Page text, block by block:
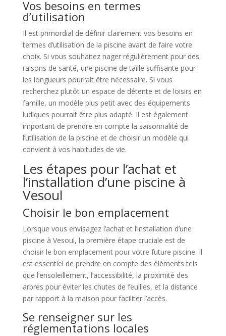
Vos besoins en termes
d’utilisation
Il est primordial de définir clairement vos besoins en
termes d’utilisation de la piscine avant de faire votre
choix. Si vous souhaitez nager régulièrement pour des
raisons de santé, une piscine de taille suffisante pour
les longueurs pourrait être nécessaire. Si vous
recherchez plutôt un espace de détente et de loisirs en
famille, un modèle plus petit avec des équipements
ludiques pourrait être plus adapté. Il est également
important de prendre en compte la saisonnalité de
l’utilisation de la piscine et de choisir un modèle qui
convient à vos habitudes de vie.
Les étapes pour l’achat et
l’installation d’une piscine à
Vesoul
Choisir le bon emplacement
Lorsque vous envisagez l’achat et l’installation d’une
piscine à Vesoul, la première étape cruciale est de
choisir le bon emplacement pour votre future piscine. Il
est essentiel de prendre en compte des éléments tels
que l’ensoleillement, l’accessibilité, la proximité des
arbres pour éviter les chutes de feuilles, et la distance
par rapport à la maison pour faciliter l’accès.
Se renseigner sur les
réglementations locales